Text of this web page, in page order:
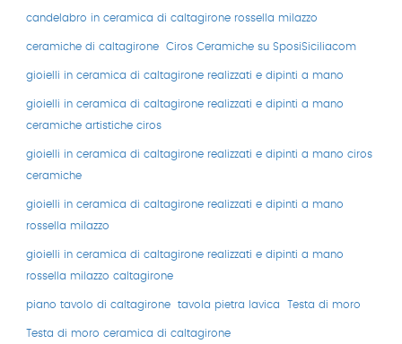
candelabro in ceramica di caltagirone rossella milazzo
ceramiche di caltagirone Ciros Ceramiche su SposiSiciliacom
gioielli in ceramica di caltagirone realizzati e dipinti a mano
gioielli in ceramica di caltagirone realizzati e dipinti a mano
ceramiche artistiche ciros
gioielli in ceramica di caltagirone realizzati e dipinti a mano ciros
ceramiche
gioielli in ceramica di caltagirone realizzati e dipinti a mano
rossella milazzo
gioielli in ceramica di caltagirone realizzati e dipinti a mano
rossella milazzo caltagirone
piano tavolo di caltagirone tavola pietra lavica Testa di moro
Testa di moro ceramica di caltagirone